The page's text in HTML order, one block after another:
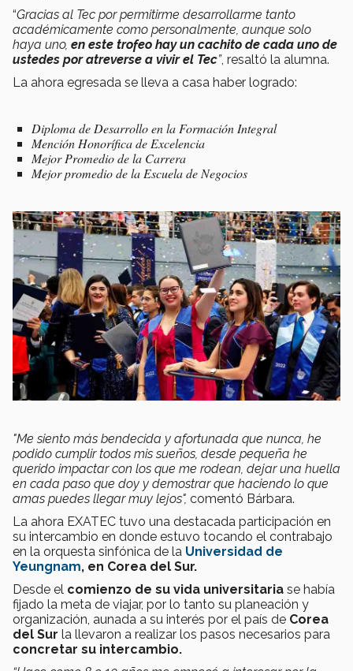
“Gracias al Tec por permitirme desarrollarme tanto
académicamente como personalmente, aunque solo
haya uno, en este trofeo hay un cachito de cada uno de
ustedes por atreverse a vivir el Tec”, resaltó la alumna.
La ahora egresada se lleva a casa haber logrado:
Diploma de Desarrollo en la Formación Integral
Mención Honorífica de Excelencia
Mejor Promedio de la Carrera
Mejor promedio de la Escuela de Negocios
"Me siento más bendecida y afortunada que nunca, he
podido cumplir todos mis sueños, desde pequeña he
querido impactar con los que me rodean, dejar una huella
en cada paso que doy y demostrar que haciendo lo que
amas puedes llegar muy lejos", comentó Bárbara.
La ahora EXATEC tuvo una destacada participación en
su intercambio en donde estuvo tocando el contrabajo
en la orquesta sinfónica de la Universidad de
Yeungnam, en Corea del Sur.
Desde el comienzo de su vida universitaria se había
fijado la meta de viajar, por lo tanto su planeación y
organización, aunada a su interés por el país de Corea
del Sur la llevaron a realizar los pasos necesarios para
concretar su intercambio.